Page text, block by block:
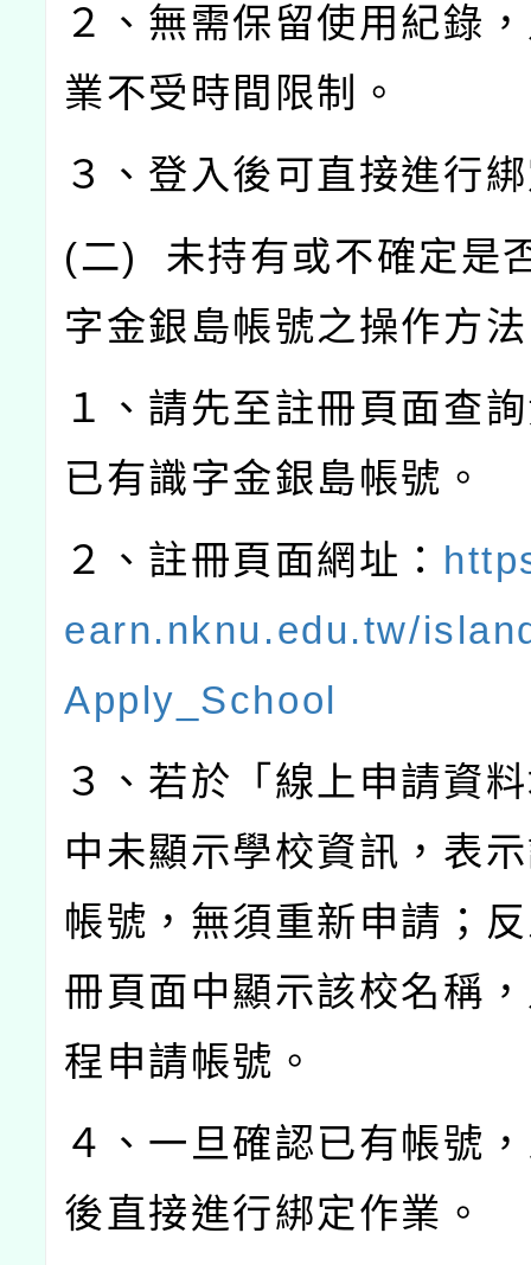
２、無需保留使用紀錄
業不受時間限制。
３、登入後可直接進行
(二) 未持有或不確定是
字金銀島帳號之操作方
１、請先至註冊頁面查
已有識字金銀島帳號。
２、註冊頁面網址：
earn.nknu.edu.tw/
Apply_School
３、若於「線上申請資
中未顯示學校資訊，表
帳號，無須重新申請；
冊頁面中顯示該校名稱
程申請帳號。
４、一旦確認已有帳號
後直接進行綁定作業。